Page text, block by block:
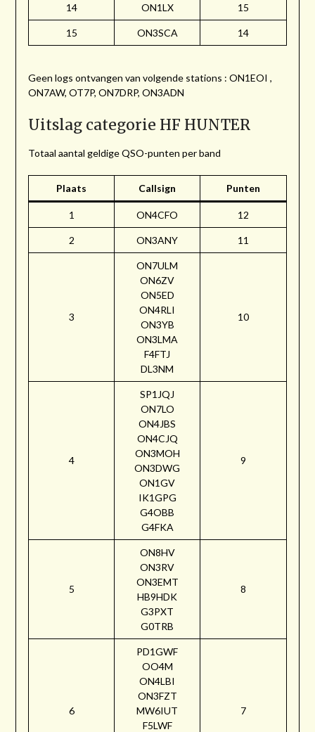
14 ON1LX 15
15 ON3SCA 14
Geen logs ontvangen van volgende stations : ON1EOI ,
ON7AW, OT7P, ON7DRP, ON3ADN
Uitslag categorie HF HUNTER
Totaal aantal geldige QSO-punten per band
Plaats Callsign Punten
1 ON4CFO 12
2 ON3ANY 11
3
ON7ULM
ON6ZV
ON5ED
ON4RLI
ON3YB
ON3LMA
F4FTJ
DL3NM
10
4
SP1JQJ
ON7LO
ON4JBS
ON4CJQ
ON3MOH
ON3DWG
ON1GV
IK1GPG
G4OBB
G4FKA
9
5
ON8HV
ON3RV
ON3EMT
HB9HDK
G3PXT
G0TRB
8
6
PD1GWF
OO4M
ON4LBI
ON3FZT
MW6IUT
F5LWF
7